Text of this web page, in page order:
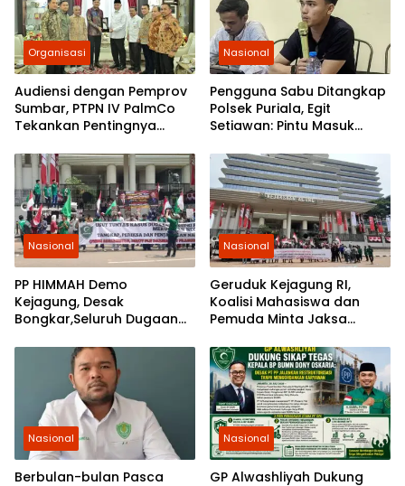
Organisasi
Audiensi dengan Pemprov
Sumbar, PTPN IV PalmCo
Tekankan Pentingnya
Kebun
Nasional
Pengguna Sabu Ditangkap
Polsek Puriala, Egit
Setiawan: Pintu Masuk
Nasional
PP HIMMAH Demo
Kejagung, Desak
Bongkar,Seluruh Dugaan
Febrie Ardiansyah
Nasional
Geruduk Kejagung RI,
Koalisi Mahasiswa dan
Pemuda Minta Jaksa
Musim Mas
Nasional
Berbulan-bulan Pasca
Nasional
GP Alwashliyah Dukung